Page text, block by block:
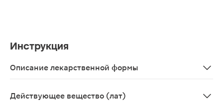
Инструкция
Описание лекарственной формы
Действующее вещество (лат)